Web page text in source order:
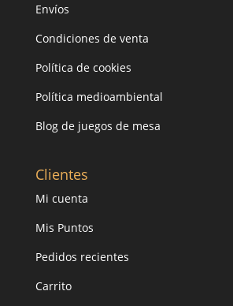
Envíos
Condiciones de venta
Política de cookies
Política medioambiental
Blog de juegos de mesa
Clientes
Mi cuenta
Mis Puntos
Pedidos recientes
Carrito